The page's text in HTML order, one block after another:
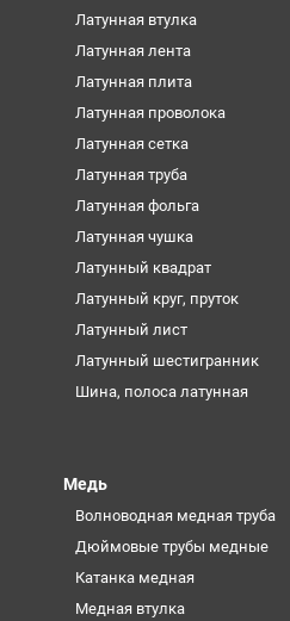
Латунная втулка
Латунная лента
Латунная плита
Латунная проволока
Латунная сетка
Латунная труба
Латунная фольга
Латунная чушка
Латунный квадрат
Латунный круг, пруток
Латунный лист
Латунный шестигранник
Шина, полоса латунная
Медь
Волноводная медная труба
Дюймовые трубы медные
Катанка медная
Медная втулка